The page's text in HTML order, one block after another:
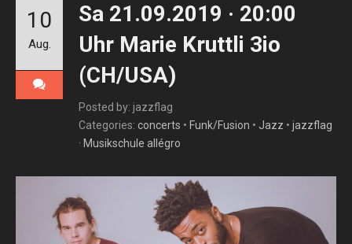
Sa 21.09.2019 · 20:00
Uhr Marie Kruttli 3io
(CH/USA)
Posted by: jazzflag
Categories: concerts • Funk/Fusion • Jazz • jazzflag
· Musikschule allégro
10
Aug.